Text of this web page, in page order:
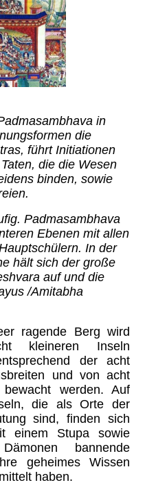
in
die
führt Initiationen
die die Wesen
binden, sowie
Padmasambhava
Ebenen mit allen
In der
hält sich der große
auf und die
/Amitabha
ragende Berg wird
kleineren Inseln
der acht
und von acht
bewacht werden. Auf
die als Orte der
sind, finden sich
einem Stupa sowie
bannende
geheimes Wissen
haben.